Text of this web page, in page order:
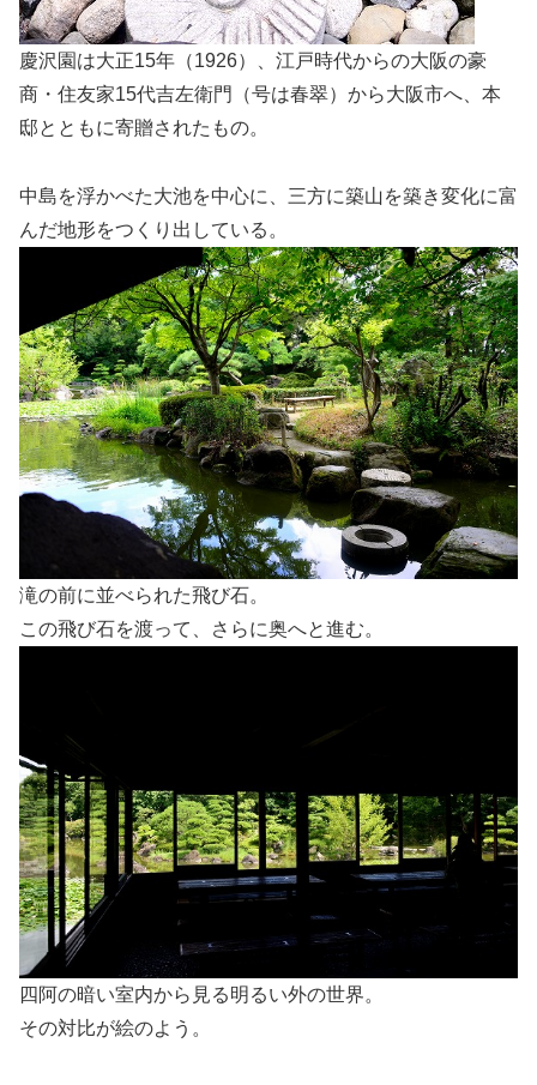
慶沢園は大正15年（1926）、江戸時代からの大阪の豪
商・住友家15代吉左衛門（号は春翠）から大阪市へ、本
邸とともに寄贈されたもの。
中島を浮かべた大池を中心に、三方に築山を築き変化に富
んだ地形をつくり出している。
滝の前に並べられた飛び石。
この飛び石を渡って、さらに奥へと進む。
四阿の暗い室内から見る明るい外の世界。
その対比が絵のよう。